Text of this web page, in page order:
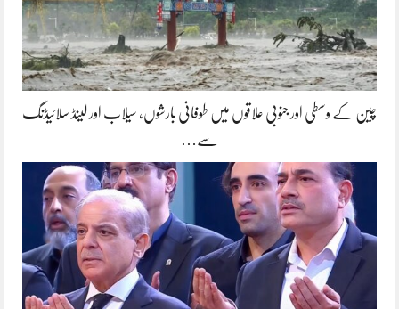
چین کے وسطی اور جنوبی علاقوں میں طوفانی بارشوں، سیلاب اور لینڈ سلائیڈنگ
سے…